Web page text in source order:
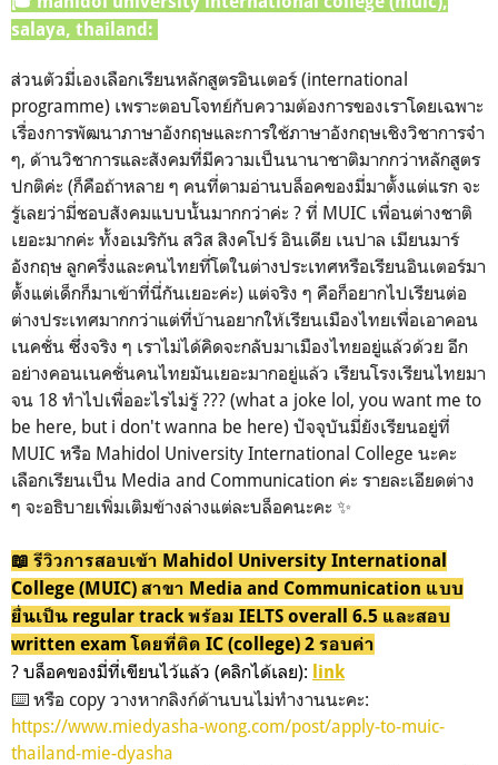
salaya, thailand:
ส่วนตัวมี่เองเลือกเรียนหลักสูตรอินเตอร์ (international
programme) เพราะตอบโจทย์กับความต้องการของเราโดยเฉพาะ
เรื่องการพัฒนาภาษาอังกฤษและการใช้ภาษาอังกฤษเชิงวิชาการจ๋า
ๆ, ด้านวิชาการและสังคมที่มีความเป็นนานาชาติมากกว่าหลักสูตร
ปกติค่ะ (ก็คือถ้าหลาย ๆ คนที่ตามอ่านบล็อคของมี่มาตั้งแต่แรก จะ
รู้เลยว่ามี่ชอบสังคมแบบนั้นมากกว่าค่ะ ? ที่ MUIC เพื่อนต่างชาติ
เยอะมากค่ะ ทั้งอเมริกัน สวิส สิงคโปร์ อินเดีย เนปาล เมียนมาร์
อังกฤษ ลูกครึ่งและคนไทยที่โตในต่างประเทศหรือเรียนอินเตอร์มา
ตั้งแต่เด็กก็มาเข้าที่นี่กันเยอะค่ะ) แต่จริง ๆ คือก็อยากไปเรียนต่อ
ต่างประเทศมากกว่าแต่ที่บ้านอยากให้เรียนเมืองไทยเพื่อเอาคอน
เนคชั่น ซึ่งจริง ๆ เราไม่ได้คิดจะกลับมาเมืองไทยอยู่แล้วด้วย อีก
อย่างคอนเนคชั่นคนไทยมันเยอะมากอยู่แล้ว เรียนโรงเรียนไทยมา
จน 18 ทำไปเพื่ออะไรไม่รู้ ??? (what a joke lol, you want me to
be here, but i don't wanna be here) ปัจจุบันมี่ยังเรียนอยู่ที่
MUIC หรือ Mahidol University International College นะคะ
เลือกเรียนเป็น Media and Communication ค่ะ รายละเอียดต่าง
ๆ จะอธิบายเพิ่มเติมข้างล่างแต่ละบล็อคนะคะ ✨
📖 รีวิวการสอบเข้า Mahidol University International
College (MUIC) สาขา Media and Communication แบบ
ยื่นเป็น regular track พร้อม IELTS overall 6.5 และสอบ
written exam โดยที่ติด IC (college) 2 รอบค่า
? บล็อคของมี่ที่เขียนไว้แล้ว (คลิกได้เลย): link
⌨️ หรือ copy วางหากลิงก์ด้านบนไม่ทำงานนะคะ:
https://www.miedyasha-wong.com/post/apply-to-muic-
thailand-mie-dyasha